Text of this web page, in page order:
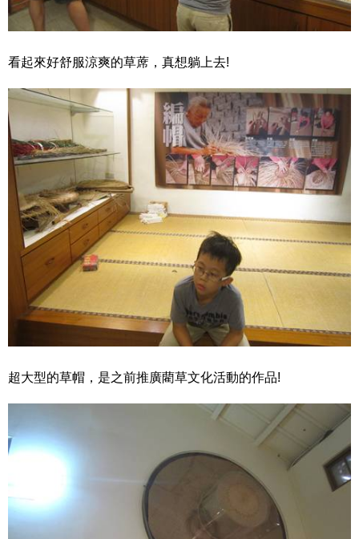
看起來好舒服涼爽的草蓆，真想躺上去!
超大型的草帽，是之前推廣藺草文化活動的作品!